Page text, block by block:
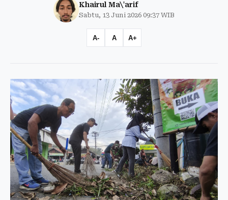
Khairul Ma\'arif
Sabtu, 13 Juni 2026 09:37 WIB
A- A A+